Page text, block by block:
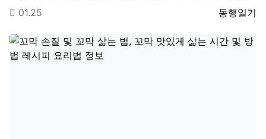
등록자
동행일기
등록일
01.25